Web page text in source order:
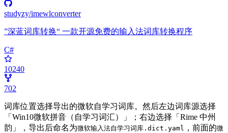
studyzy/imewlconverter
”深蓝词库转换“ 一款开源免费的输入法词库转换程序
C#
10240
702
词库位置选择导出的微软自学习词库。然后左边词库源选择
「Win10微软拼音（自学习词汇）」；右边选择「Rime 中州
韵」，导出后命名为微软输入法自学习词库.dict.yaml ，前面的微